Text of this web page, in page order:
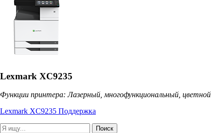
Lexmark XC9235
Функции принтера: Лазерный, многофункциональный, цветной
Lexmark XC9235 Поддержка
Поиск